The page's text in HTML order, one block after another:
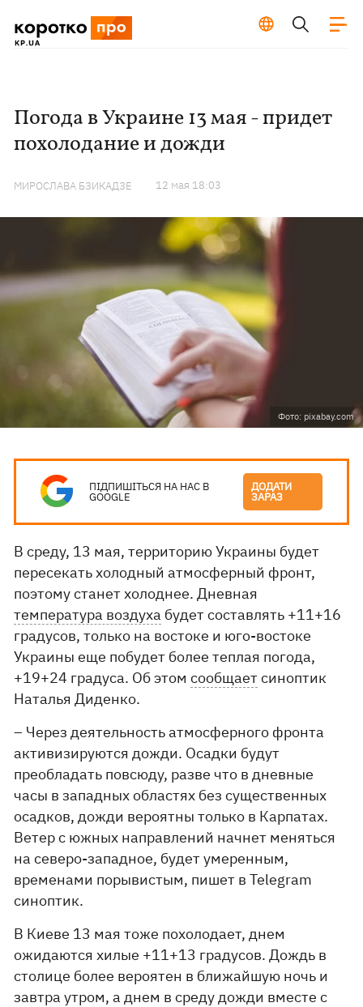
Погода в Украине 13 мая - придет
похолодание и дожди
МИРОСЛАВА БЗИКАДЗЕ 12 мая 18:03
Фото: pixabay.com
ПІДПИШІТЬСЯ НА НАС В
GOOGLE
ДОДАТИ
ЗАРАЗ
В среду, 13 мая, территорию Украины будет
пересекать холодный атмосферный фронт,
поэтому станет холоднее. Дневная
температура воздуха будет составлять +11+16
градусов, только на востоке и юго-востоке
Украины еще побудет более теплая погода,
+19+24 градуса. Об этомсообщаетсиноптик
Наталья Диденко.
– Через деятельность атмосферного фронта
активизируются дожди. Осадки будут
преобладать повсюду, разве что в дневные
часы в западных областях без существенных
осадков, дожди вероятны только в Карпатах.
Ветер с южных направлений начнет меняться
на северо-западное, будет умеренным,
временами порывистым, пишет в Telegram
синоптик.
В Киеве 13 мая тоже похолодает, днем ​​
ожидаются хилые +11+13 градусов. Дождь в
столице более вероятен в ближайшую ночь и
завтра утром, а днем ​​в среду дожди вместе с